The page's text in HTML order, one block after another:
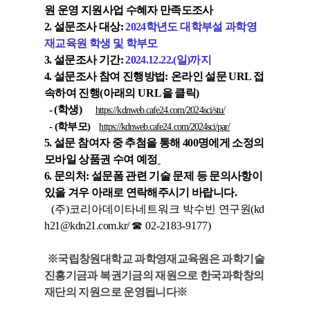
원 운영 지원사업 수혜자 만족도조사
2. 설문조사 대상:2024학년도 대학부설 과학영
재교육원 학생 및 학부모
3. 설문조사 기간:2024.12.22.(일)까지
4. 설문조사 참여 진행방법: 온라인 설문 URL 접
속하여 진행(아래의 URL을 클릭)
- (학생) https://kdnweb.cafe24.com/2024sci/stu/
- (학부모) https://kdnweb.cafe24.com/2024sci/par/
5. 설문 참여자 중 추첨을 통해 400명에게 소정의
모바일 상품권 수여 예정
6. 문의처: 설문폼 관련 기술 문제 등 문의사항이
있을 겨우 아래로 연락해주시기 바랍니다.
(주)코리아데이타네트워크 박수빈 연구원(kd
h21@kdn21.com.kr/☎ 02-2183-9177)
※국립창원대학교 과학영재교육원은 과학기술
진흥기금과 복권기금의 재원으로 한국과학창의
재단의 지원으로 운영됩니다※